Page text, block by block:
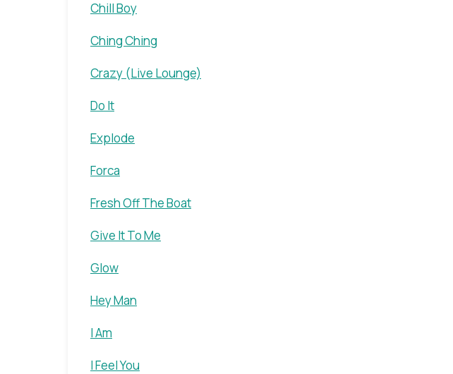
Chill Boy
Ching Ching
Crazy (Live Lounge)
Do It
Explode
Forca
Fresh Off The Boat
Give It To Me
Glow
Hey Man
I Am
I Feel You